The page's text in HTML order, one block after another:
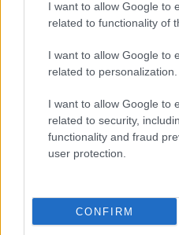
I want to allow Google to
related to functionality of
I want to allow Google to
related to personalization.
I want to allow Google to
related to security,
functionality and fraud
user protection.
CONFIRM
Giornale dello
Spettacolo
Wondernet
Giuliana Sgrena